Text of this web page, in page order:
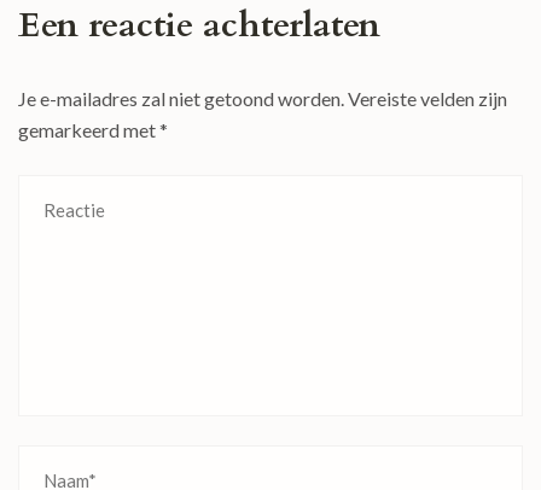
Een reactie achterlaten
Je e-mailadres zal niet getoond worden.Vereiste velden zijn
gemarkeerd met*